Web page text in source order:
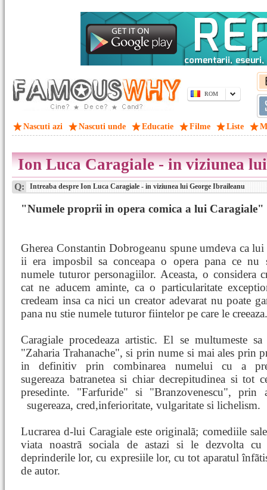
ROM
Nascuti azi Nascuti unde Educatie Filme Liste
Ion Luca Caragiale - in viziunea
Q: Intreaba despre Ion Luca Caragiale - in viziunea lui George Ibraileanu
"Numele proprii in opera comica a lui Caragiale"
Gherea Constantin Dobrogeanu spune umdeva ca lui
ii era imposbil sa conceapa o opera pana ce nu
numele tuturor personagiilor. Aceasta, o considera
cat ne aducem aminte, ca o particularitate
credeam insa ca nici un creator adevarat nu poate
pana nu stie numele tuturor fiintelor pe care le creeaza.
Caragiale procedeaza artistic. El se multumeste sa
"Zaharia Trahanache", si prin nume si mai ales prin
in definitiv prin combinarea numelui cu a
sugereaza batranetea si chiar decrepitudinea si tot
presedinte. "Farfuride" si "Branzovenescu",
sugereaza, cred,inferioritate, vulgaritate si lichelism.
Lucrarea d-lui Caragiale este originalã; comediile
viata noastrã sociala de astazi si le dezvolta cu
deprinderile lor, cu expresiile lor, cu tot aparatul
de autor.